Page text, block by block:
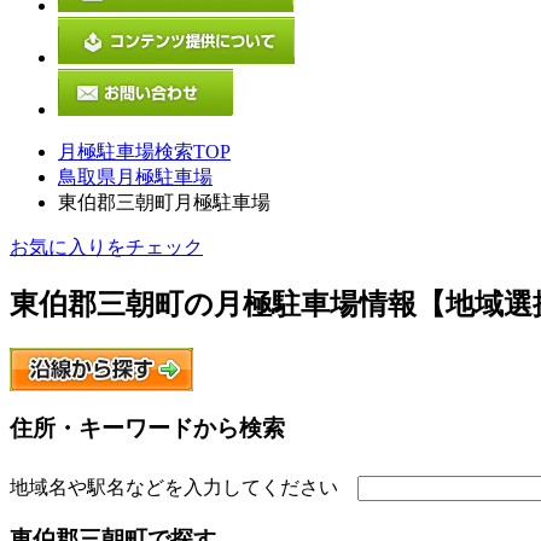
月極駐車場検索TOP
鳥取県月極駐車場
東伯郡三朝町月極駐車場
お気に入りをチェック
東伯郡三朝町の月極駐車場情報【地域選
住所・キーワードから検索
地域名や駅名などを入力してください